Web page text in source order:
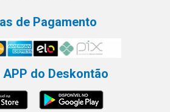
de Pagamento
APP do Deskontão